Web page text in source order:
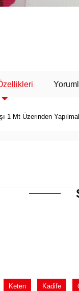
1 Mt Üzerinden
Keten Kadife